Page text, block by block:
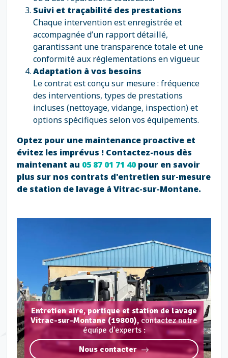
Suivi et traçabilité des prestations
Chaque intervention est enregistrée et
accompagnée d’un rapport détaillé,
garantissant une transparence totale et une
conformité aux réglementations en vigueur.
Adaptation à vos besoins
Le contrat est conçu sur mesure : fréquence
des interventions, types de prestations
incluses (nettoyage, vidange, inspection) et
options spécifiques selon vos équipements.
Optez pour une maintenance proactive et
évitez les imprévus ! Contactez-nous dès
maintenant au 05 87 01 71 40pour en savoir
plus sur nos contrats d'entretien sur-mesure
de station de lavage à Vitrac-sur-Montane.
Entretien aire, portique et station de lavage
Vitrac-sur-Montane (19800), contactez notre
équipe d'experts :
Nous contacter